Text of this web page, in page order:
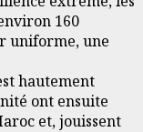
160
uniforme, une
hautement
ont ensuite
et, jouissent